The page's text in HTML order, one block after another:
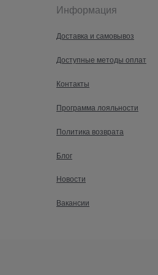
Информация
Доставка и самовывоз
Доступные методы оплат
Контакты
Программа лояльности
Политика возврата
Блог
Новости
Вакансии